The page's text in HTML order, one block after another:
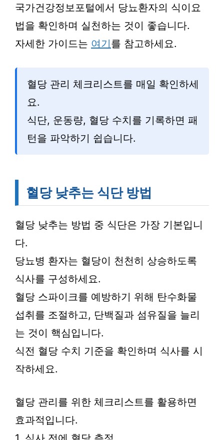
국가건강정보포털에서 당뇨환자의 식이요
법을 확인하며 실천하는 것이 좋습니다.
자세한 가이드는 여기를 참고하세요.
혈당 관리 체크리스트를 매일 확인하세
요.
식단, 운동량, 혈당 수치를 기록하면 패
턴을 파악하기 쉽습니다.
혈당 낮추는 식단 방법
혈당 낮추는 방법 중 식단은 가장 기본입니
다.
당뇨병 환자는 혈당이 천천히 상승하도록
식사를 구성하세요.
혈당 스파이크를 예방하기 위해 탄수화물
섭취를 조절하고, 단백질과 섬유질을 늘리
는 것이 핵심입니다.
식전 혈당 수치 기준을 확인하며 식사를 시
작하세요.
혈당 관리를 위한 체크리스트를 활용하면
효과적입니다.